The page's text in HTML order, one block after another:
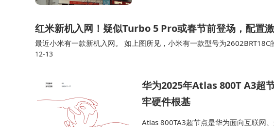
论。复旦发展研究院传播与国家治理研究中心成立于2012年，
学科力量，在网络社会心态、国际舆情等方向形成特色研究，下
持续为国家治理提供决策参考。
红米新机入网！疑似Turbo 5 Pro或春节前登场，配置
最近小米有一款新机入网。 如上图所见，小米有一款型号为
o 5 Pro，按照之前消息，这款新机预计春节前发布，也就是2026年1月或
12-13
华为2025年Atlas 800T A3超
牢硬件根基
Atlas 800TA3超节点是华为面向互联网